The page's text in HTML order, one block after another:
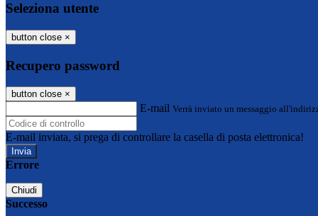
Seleziona utente
button close ×
Recupero password
button close ×
E-mail Verrà inviato un messaggio
E-mail inviata, si prega di controllare la casella di posta elettronica!
Errore
Chiudi
Successo